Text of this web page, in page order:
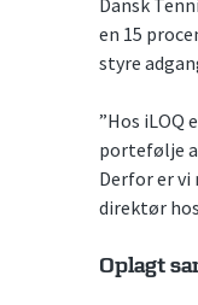
en 15
styre
”Hos iLOQ
portefølje
Derfor er vi
direktør
Oplagt